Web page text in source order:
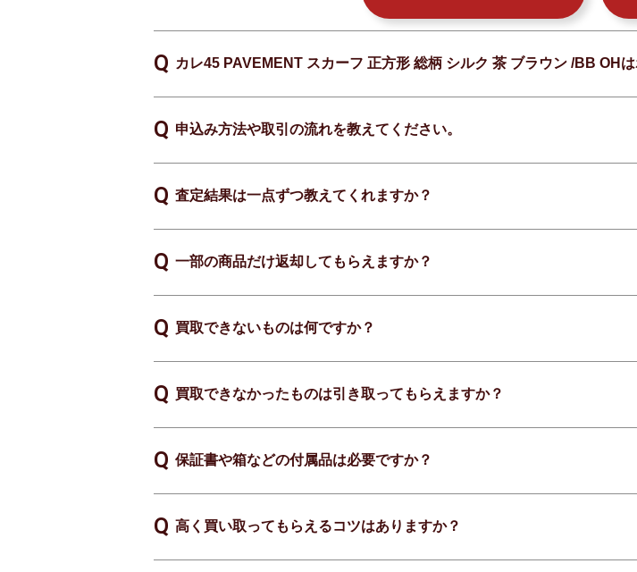
カレ45 PAVEMENT スカーフ 正方形 総柄 シルク 茶 ブラウン /BB OH
申込み方法や取引の流れを教えてください。
査定結果は一点ずつ教えてくれますか？
一部の商品だけ返却してもらえますか？
買取できないものは何ですか？
買取できなかったものは引き取ってもらえますか？
保証書や箱などの付属品は必要ですか？
高く買い取ってもらえるコツはありますか？